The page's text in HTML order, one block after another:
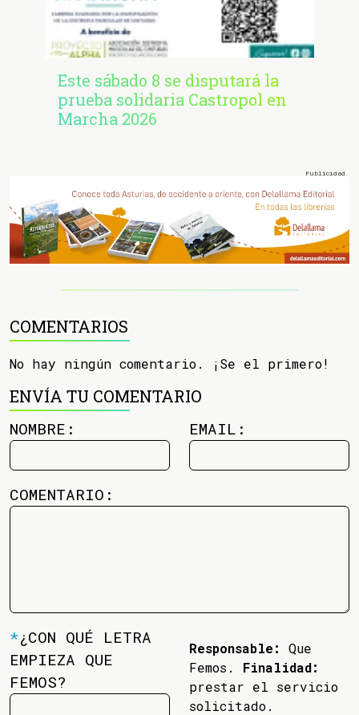
Este sábado 8 se disputará la
prueba solidaria Castropol en
Marcha 2026
COMENTARIOS
No hay ningún comentario. ¡Se el primero!
ENVÍA TU COMENTARIO
NOMBRE: EMAIL:
COMENTARIO:
*¿CON QUÉ LETRA
EMPIEZA QUE
FEMOS?
Responsable:
Que
Femos. Finalidad:
prestar el servicio
solicitado.